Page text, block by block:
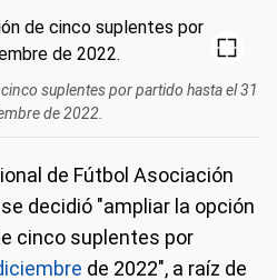
suplentes por partido hasta el 31
de 2022.
de Fútbol Asociación
decidió "ampliar la opción
cinco suplentes por
de 2022", a raíz de